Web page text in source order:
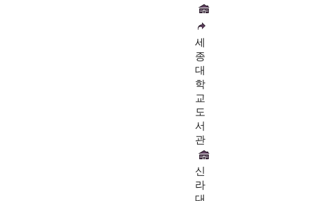
세
종
대
학
교
도
서
관
신
라
대